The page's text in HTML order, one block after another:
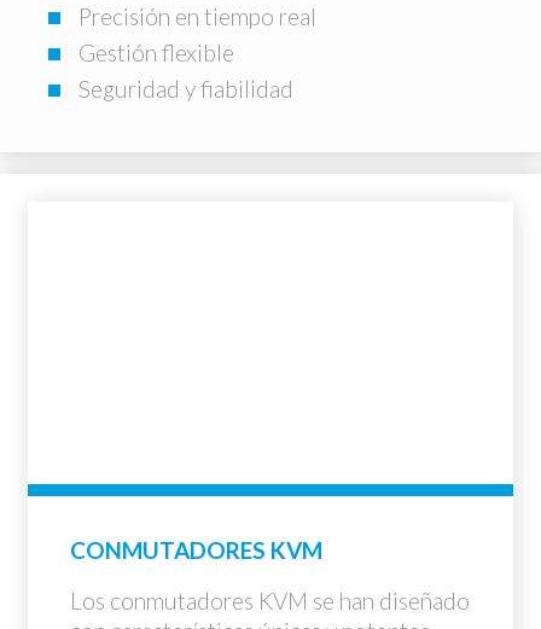
Precisión en tiempo real
Gestión flexible
Seguridad y fiabilidad
CONMUTADORES KVM
Los conmutadores KVM se han diseñado